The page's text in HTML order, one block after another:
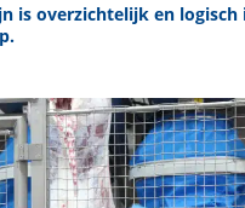
is overzichtelijk en logisch